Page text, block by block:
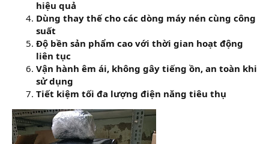
hiệu quả
Dùng thay thế cho các dòng máy nén cùng công
suất
Độ bền sản phẩm cao với thời gian hoạt động
liên tục
Vận hành êm ái, không gây tiếng ồn, an toàn khi
sử dụng
Tiết kiệm tối đa lượng điện năng tiêu thụ